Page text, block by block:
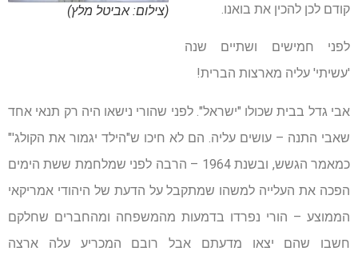
(צילום: אביטל מלץ)
קודם לכן להכין את בואנו.
לפני חמישים ושתיים שנה
'עשיתי' עליה מארצות הברית!
אבי גדל בבית שכולו "ישראל". לפני שהורי נישאו היה רק תנאי אחד
שאבי התנה – עושים עליה. הם לא חיכו ש"הילד יגמור את הקולג'"
כמאמר הגשש, ובשנת 1964 – הרבה לפני שמלחמת ששת הימים
הפכה את העלייה למשהו שמתקבל על הדעת של היהודי אמריקאי
הממוצע – הורי נפרדו בדמעות מהמשפחה ומהחברים שחלקם
חשבו שהם יצאו מדעתם אבל רובם המכריע עלה ארצה